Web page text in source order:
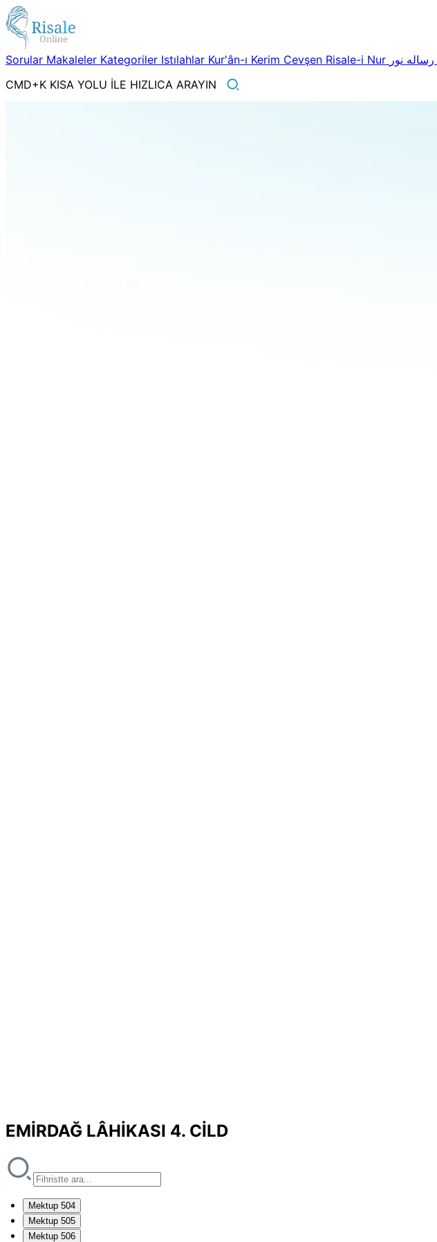
Sorular Makaleler Kategoriler Istılahlar Kur'ân-ı Kerim Cevşen Risale-i Nur
CMD+K KISA YOLU İLE HIZLICA ARAYIN
EMİRDAĞ LÂHİKASI 4. CİLD
Mektup 504
Mektup 505
Mektup 506